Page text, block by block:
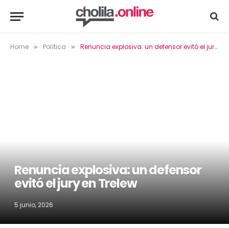
Home » Política » Renuncia explosiva: un defensor evitó el jury en Trelew
Renuncia explosiva: un defensor
evitó el jury en Trelew
5 junio, 2026